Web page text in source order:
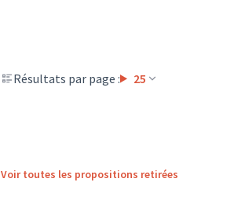
Résultats par page : 25
Voir toutes les propositions retirées